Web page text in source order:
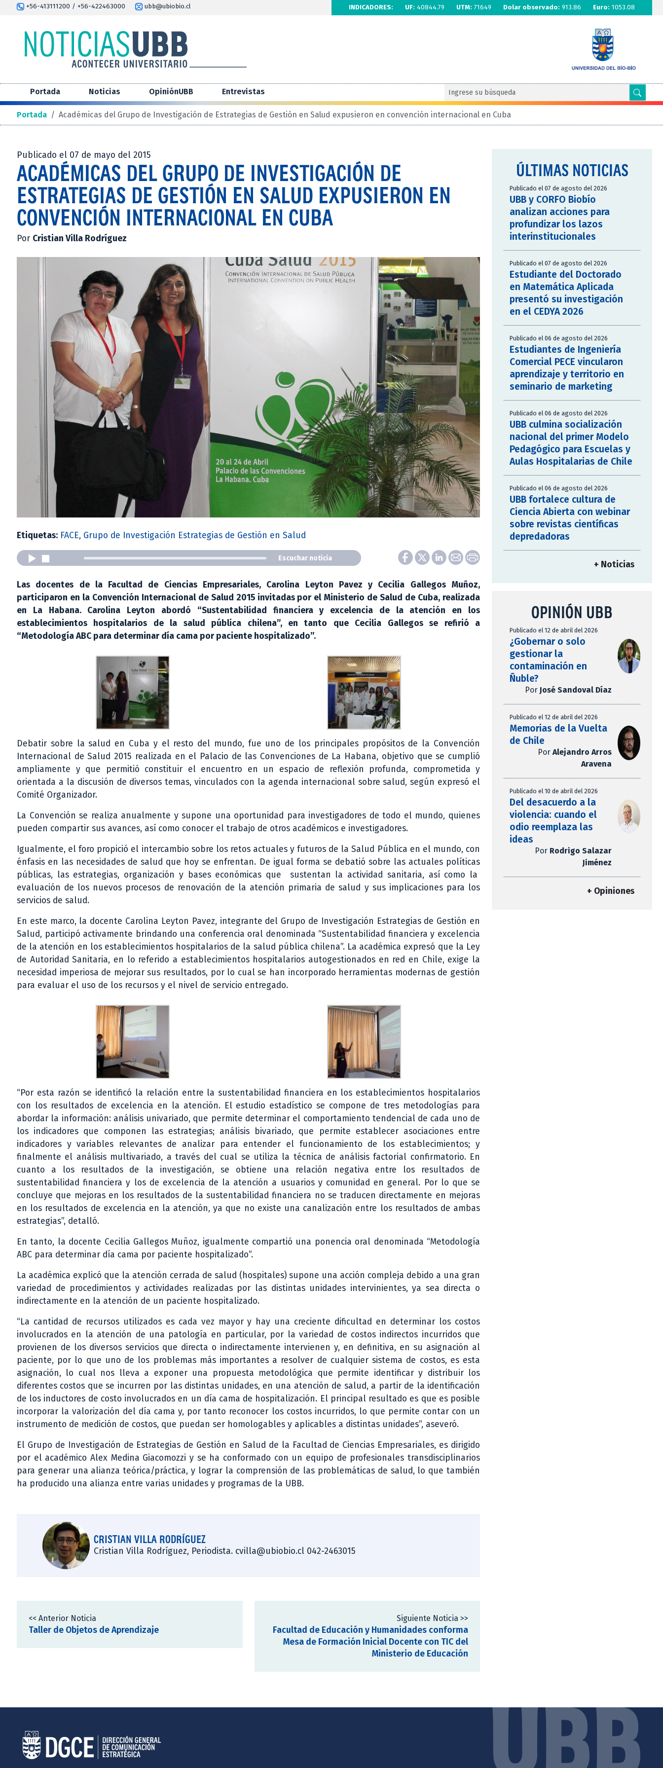
+56-413111200 / +56-422463000 ubb@ubiobio.cl INDICADORES: UF: 40844.79 UTM: 71649 Dolar observado: 913.86 Euro: 1053.08
Portada Noticias OpiniónUBB Entrevistas
Portada / Académicas del Grupo de Investigación de Estrategias de Gestión en Salud expusieron en convención internacional en Cuba
Publicado el 07 de mayo del 2015
ACADÉMICAS DEL GRUPO DE INVESTIGACIÓN DE
ESTRATEGIAS DE GESTIÓN EN SALUD EXPUSIERON EN
CONVENCIÓN INTERNACIONAL EN CUBA
Por Cristian Villa Rodríguez
Etiquetas: FACE, Grupo de Investigación Estrategias de Gestión en Salud
Escuchar noticia
Las docentes de la Facultad de Ciencias Empresariales, Carolina Leyton Pavez y Cecilia Gallegos Muñoz,
participaron en la Convención Internacional de Salud 2015 invitadas por el Ministerio de Salud de Cuba, realizada
en La Habana. Carolina Leyton abordó “Sustentabilidad financiera y excelencia de la atención en los
establecimientos hospitalarios de la salud pública chilena”, en tanto que Cecilia Gallegos se refirió a
“Metodología ABC para determinar día cama por paciente hospitalizado”.
Debatir sobre la salud en Cuba y el resto del mundo, fue uno de los principales propósitos de la Convención
Internacional de Salud 2015 realizada en el Palacio de las Convenciones de La Habana, objetivo que se cumplió
ampliamente y que permitió constituir el encuentro en un espacio de reflexión profunda, comprometida y
orientada a la discusión de diversos temas, vinculados con la agenda internacional sobre salud, según expresó el
Comité Organizador.
La Convención se realiza anualmente y supone una oportunidad para investigadores de todo el mundo, quienes
pueden compartir sus avances, así como conocer el trabajo de otros académicos e investigadores.
Igualmente, el foro propició el intercambio sobre los retos actuales y futuros de la Salud Pública en el mundo, con
énfasis en las necesidades de salud que hoy se enfrentan. De igual forma se debatió sobre las actuales políticas
públicas, las estrategias, organización y bases económicas que sustentan la actividad sanitaria, así como la
evaluación de los nuevos procesos de renovación de la atención primaria de salud y sus implicaciones para los
servicios de salud.
En este marco, la docente Carolina Leyton Pavez, integrante del Grupo de Investigación Estrategias de Gestión en
Salud, participó activamente brindando una conferencia oral denominada “Sustentabilidad financiera y excelencia
de la atención en los establecimientos hospitalarios de la salud pública chilena”. La académica expresó que la Ley
de Autoridad Sanitaria, en lo referido a establecimientos hospitalarios autogestionados en red en Chile, exige la
necesidad imperiosa de mejorar sus resultados, por lo cual se han incorporado herramientas modernas de gestión
para evaluar el uso de los recursos y el nivel de servicio entregado.
“Por esta razón se identificó la relación entre la sustentabilidad financiera en los establecimientos hospitalarios
con los resultados de excelencia en la atención. El estudio estadístico se compone de tres metodologías para
abordar la información: análisis univariado, que permite determinar el comportamiento tendencial de cada uno de
los indicadores que componen las estrategias; análisis bivariado, que permite establecer asociaciones entre
indicadores y variables relevantes de analizar para entender el funcionamiento de los establecimientos; y
finalmente el análisis multivariado, a través del cual se utiliza la técnica de análisis factorial confirmatorio. En
cuanto a los resultados de la investigación, se obtiene una relación negativa entre los resultados de
sustentabilidad financiera y los de excelencia de la atención a usuarios y comunidad en general. Por lo que se
concluye que mejoras en los resultados de la sustentabilidad financiera no se traducen directamente en mejoras
en los resultados de excelencia en la atención, ya que no existe una canalización entre los resultados de ambas
estrategias”, detalló.
En tanto, la docente Cecilia Gallegos Muñoz, igualmente compartió una ponencia oral denominada “Metodología
ABC para determinar día cama por paciente hospitalizado”.
La académica explicó que la atención cerrada de salud (hospitales) supone una acción compleja debido a una gran
variedad de procedimientos y actividades realizadas por las distintas unidades intervinientes, ya sea directa o
indirectamente en la atención de un paciente hospitalizado.
“La cantidad de recursos utilizados es cada vez mayor y hay una creciente dificultad en determinar los costos
involucrados en la atención de una patología en particular, por la variedad de costos indirectos incurridos que
provienen de los diversos servicios que directa o indirectamente intervienen y, en definitiva, en su asignación al
paciente, por lo que uno de los problemas más importantes a resolver de cualquier sistema de costos, es esta
asignación, lo cual nos lleva a exponer una propuesta metodológica que permite identificar y distribuir los
diferentes costos que se incurren por las distintas unidades, en una atención de salud, a partir de la identificación
de los inductores de costo involucrados en un día cama de hospitalización. El principal resultado es que es posible
incorporar la valorización del día cama y, por tanto reconocer los costos incurridos, lo que permite contar con un
instrumento de medición de costos, que puedan ser homologables y aplicables a distintas unidades”, aseveró.
El Grupo de Investigación de Estrategias de Gestión en Salud de la Facultad de Ciencias Empresariales, es dirigido
por el académico Alex Medina Giacomozzi y se ha conformado con un equipo de profesionales transdisciplinarios
para generar una alianza teórica/práctica, y lograr la comprensión de las problemáticas de salud, lo que también
ha producido una alianza entre varias unidades y programas de la UBB.
CRISTIAN VILLA RODRÍGUEZ
Cristian Villa Rodríguez, Periodista. cvilla@ubiobio.cl 042-2463015
<< Anterior Noticia
Taller de Objetos de Aprendizaje
Siguiente Noticia >>
Facultad de Educación y Humanidades conforma
Mesa de Formación Inicial Docente con TIC del
Ministerio de Educación
ÚLTIMAS NOTICIAS
Publicado el 07 de agosto del 2026
UBB y CORFO Biobío
analizan acciones para
profundizar los lazos
interinstitucionales
Publicado el 07 de agosto del 2026
Estudiante del Doctorado
en Matemática Aplicada
presentó su investigación
en el CEDYA 2026
Publicado el 06 de agosto del 2026
Estudiantes de Ingeniería
Comercial PECE vincularon
aprendizaje y territorio en
seminario de marketing
Publicado el 06 de agosto del 2026
UBB culmina socialización
nacional del primer Modelo
Pedagógico para Escuelas y
Aulas Hospitalarias de Chile
Publicado el 06 de agosto del 2026
UBB fortalece cultura de
Ciencia Abierta con webinar
sobre revistas científicas
depredadoras
+ Noticias
OPINIÓN UBB
Publicado el 12 de abril del 2026
¿Gobernar o solo
gestionar la
contaminación en
Ñuble?
Por José Sandoval Díaz
Publicado el 12 de abril del 2026
Memorias de la Vuelta
de Chile
Por Alejandro Arros
Aravena
Publicado el 10 de abril del 2026
Del desacuerdo a la
violencia: cuando el
odio reemplaza las
ideas
Por Rodrigo Salazar
Jiménez
+ Opiniones